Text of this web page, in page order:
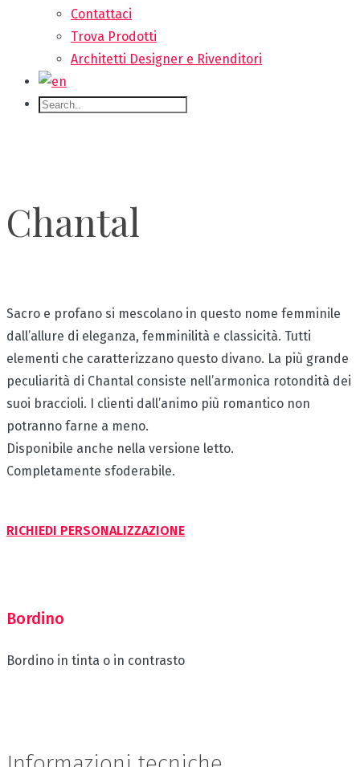
Contattaci
Trova Prodotti
Architetti Designer e Rivenditori
Chantal
Sacro e profano si mescolano in questo nome femminile
dall’allure di eleganza, femminilità e classicità. Tutti
elementi che caratterizzano questo divano. La più grande
peculiarità di Chantal consiste nell’armonica rotondità dei
suoi braccioli. I clienti dall’animo più romantico non
potranno farne a meno.
Disponibile anche nella versione letto.
Completamente sfoderabile.
RICHIEDI PERSONALIZZAZIONE
Bordino
Bordino in tinta o in contrasto